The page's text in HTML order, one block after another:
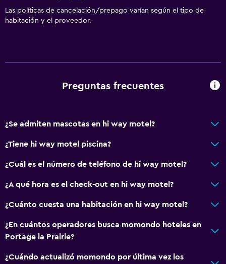
Las políticas de cancelación/prepago varían según el tipo de
habitación y el proveedor.
Preguntas frecuentes
¿Se admiten mascotas en hi way motel?
¿Tiene hi way motel piscina?
¿Cuál es el número de teléfono de hi way motel?
¿A qué hora es el check-out en hi way motel?
¿Cuánto cuesta una habitación en hi way motel?
¿En cuántos operadores busca momondo hoteles en
Portage la Prairie?
¿Cuándo actualizó momondo por última vez los